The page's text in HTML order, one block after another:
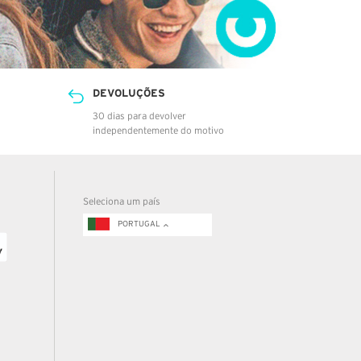
DEVOLUÇÕES
30 dias para devolver
independentemente do motivo
Seleciona um país
PORTUGAL